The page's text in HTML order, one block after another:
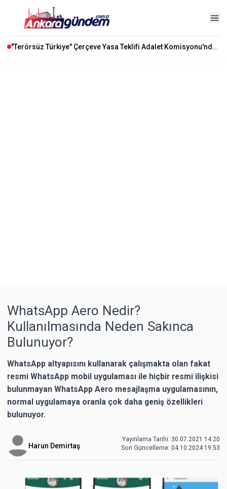
WhatsApp Aero Nedir?
Kullanılmasında Neden Sakınca
Bulunuyor?
WhatsApp altyapısını kullanarak çalışmakta olan fakat
resmi WhatsApp mobil uygulaması ile hiçbir resmi ilişkisi
bulunmayan WhatsApp Aero mesajlaşma uygulamasının,
normal uygulamaya oranla çok daha geniş özellikleri
bulunuyor.
Harun Demirtaş
Yayınlama Tarihi: 30.07.2021 14:20
Son Güncelleme: 04.10.2024 19:53